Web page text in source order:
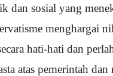
dan sosial yang
menghargai
hati-hati dan
atas pemerintah dan